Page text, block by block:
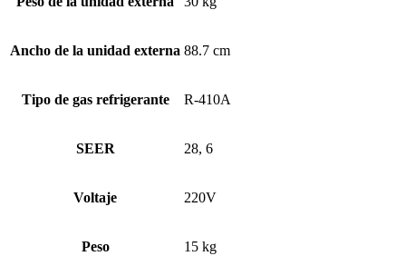
Ancho de la unidad externa 88.7 cm
Tipo de gas refrigerante R-410A
SEER 28, 6
Voltaje 220V
Peso 15 kg